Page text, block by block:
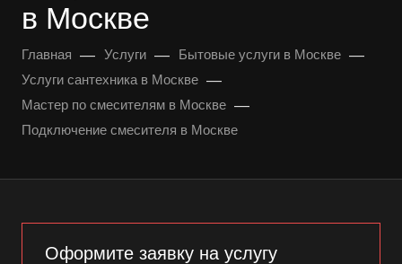
в Москве
Главная — Услуги — Бытовые услуги в Москве —
Услуги сантехника в Москве —
Мастер по смесителям в Москве —
Подключение смесителя в Москве
Оформите заявку на услугу